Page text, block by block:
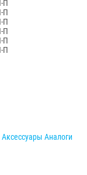
Аксессуары Аналоги